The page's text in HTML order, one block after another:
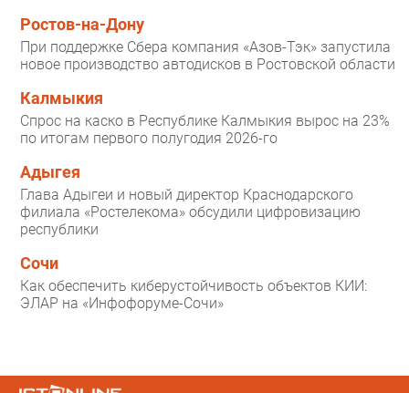
Ростов-на-Дону
При поддержке Сбера компания «Азов-Тэк» запустила
новое производство автодисков в Ростовской области
Калмыкия
Спрос на каско в Республике Калмыкия вырос на 23%
по итогам первого полугодия 2026-го
Адыгея
Глава Адыгеи и новый директор Краснодарского
филиала «Ростелекома» обсудили цифровизацию
республики
Сочи
Как обеспечить киберустойчивость объектов КИИ:
ЭЛАР на «Инфофоруме-Сочи»